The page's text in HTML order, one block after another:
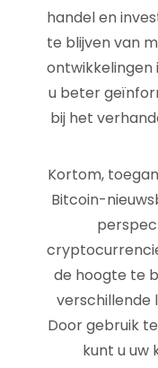
handel en
te blijven van
ontwikkelingen
u beter
bij het
Kortom,
Bitcoin-
de hoogte te
verschillende
Door gebruik
kunt u uw